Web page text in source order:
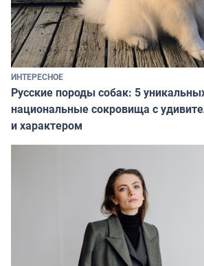
ИНТЕРЕСНОЕ
Русские породы собак: 5
национальные сокровища с
и характером